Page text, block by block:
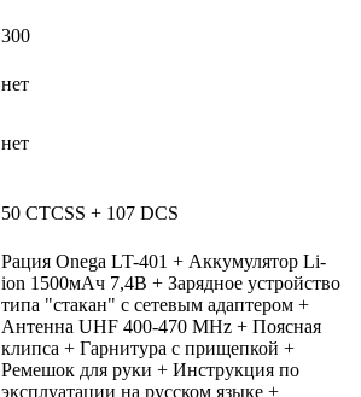
300
нет
нет
50 CTCSS + 107 DCS
Рация Onega LT-401 + Аккумулятор Li-
ion 1500мАч 7,4В + Зарядное устройство
типа "стакан" с сетевым адаптером +
Антенна UHF 400-470 MHz + Поясная
клипса + Гарнитура с прищепкой +
Ремешок для руки + Инструкция по
эксплуатации на русском языке +